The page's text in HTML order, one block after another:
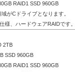
RAID1 SSD 960GB
がCドライブとなります。
、ハードウェアRAIDです。
2TB
SSD 960GB
RAID1 SSD 960GB